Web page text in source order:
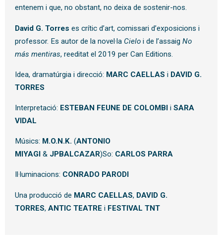
entenem i que, no obstant, no deixa de sostenir-nos.
David G. Torres es crític d’art, comissari d’exposicions i
professor. Es autor de la novel·la Cieloi de l’assaig No
más mentiras, reeditat el 2019 per Can Editions.
Idea, dramatúrgia i direcció: MARC CAELLAS i DAVID G.
TORRES
Interpretació: ESTEBAN FEUNE DE COLOMBIi SARA
VIDAL
Músics: M.O.N.K. (ANTONIO
MIYAGI& JPBALCAZAR)So: CARLOS PARRA
Il·luminacions: CONRADO PARODI
Una producció de MARC CAELLAS, DAVID G.
TORRES, ANTIC TEATRE i FESTIVAL TNT